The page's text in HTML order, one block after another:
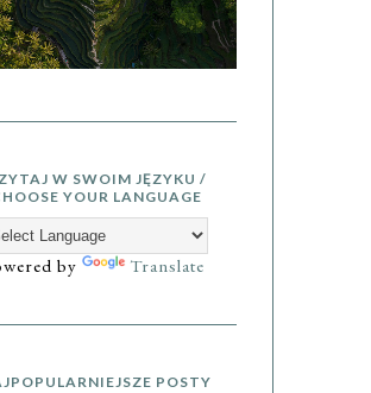
W SWOIM JĘZYKU /
YOUR LANGUAGE
by Translate
POSTY